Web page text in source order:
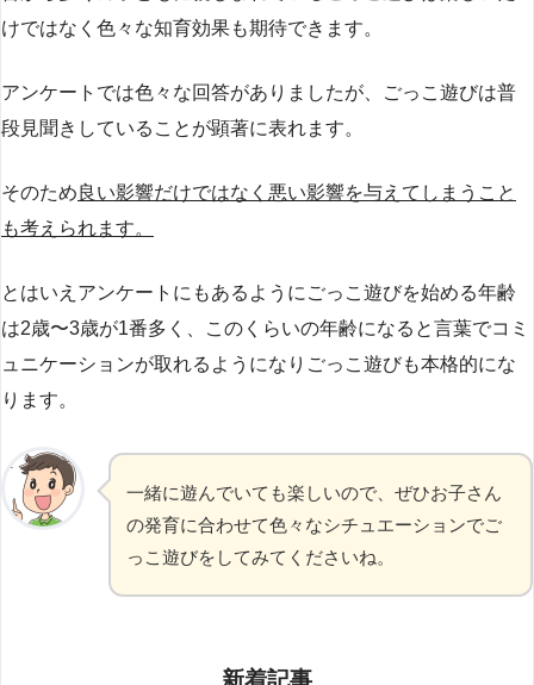
けではなく色々な知育効果も期待できます。
アンケートでは色々な回答がありましたが、ごっこ遊びは普
段見聞きしていることが顕著に表れます。
そのため良い影響だけではなく悪い影響を与えてしまうこと
も考えられます。
とはいえアンケートにもあるようにごっこ遊びを始める年齢
は2歳〜3歳が1番多く、このくらいの年齢になると言葉でコミ
ュニケーションが取れるようになりごっこ遊びも本格的にな
ります。
一緒に遊んでいても楽しいので、ぜひお子さん
の発育に合わせて色々なシチュエーションでご
っこ遊びをしてみてくださいね。
新着記事